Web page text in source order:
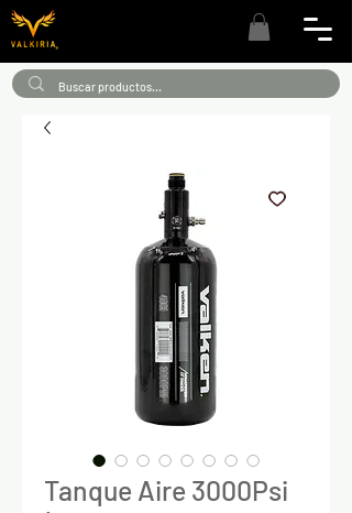
Tanque Aire 3000Psi